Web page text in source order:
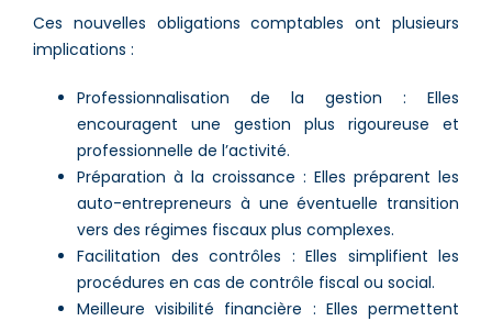
Ces nouvelles obligations comptables ont plusieurs
implications :
Professionnalisation de la gestion : Elles
encouragent une gestion plus rigoureuse et
professionnelle de l’activité.
Préparation à la croissance : Elles préparent les
auto-entrepreneurs à une éventuelle transition
vers des régimes fiscaux plus complexes.
Facilitation des contrôles : Elles simplifient les
procédures en cas de contrôle fiscal ou social.
Meilleure visibilité financière : Elles permettent